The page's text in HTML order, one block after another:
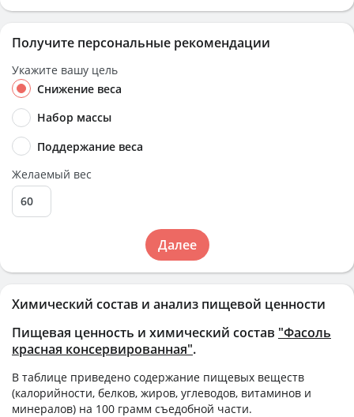
Химический состав и анализ пищевой ценности
Пищевая ценность и химический состав "Фасоль
красная консервированная".
В таблице приведено содержание пищевых веществ
(калорийности, белков, жиров, углеводов, витаминов и
минералов) на 100 грамм съедобной части.
Получите персональные рекомендации
Укажите вашу цель
Снижение веса
Набор массы
Поддержание веса
Желаемый вес
Далее